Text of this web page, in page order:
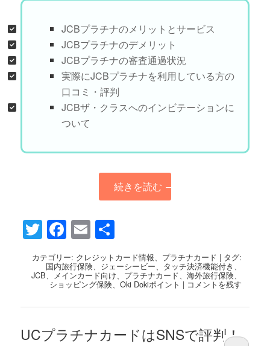
JCBプラチナのメリットとサービス
JCBプラチナのデメリット
JCBプラチナの審査通過状況
実際にJCBプラチナを利用している方の
口コミ・評判
JCBザ・クラスへのインビテーションに
ついて
続きを読む →
Twitter
Facebook
Email
有
カテゴリー: クレジットカード情報、 プラチナカード | タグ:
国内旅行保険、 ジェーシービー、 タッチ決済機能付き 、
JCB、 メインカード向け、 プラチナカード、海外旅行保険、
ショッピング保険、Oki Dokiポイント | コメントを残す
UCプラチナカードはSNSで評判！